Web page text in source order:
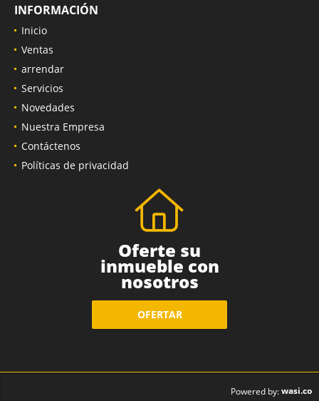
INFORMACIÓN
Inicio
Ventas
arrendar
Servicios
Novedades
Nuestra Empresa
Contáctenos
Políticas de privacidad
Oferte su
inmueble con
nosotros
OFERTAR
Powered by:wasi.co